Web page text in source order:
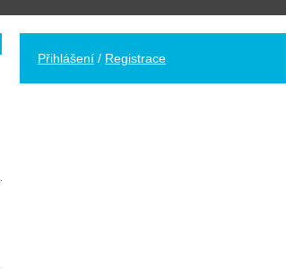
Přihlášení / Registrace